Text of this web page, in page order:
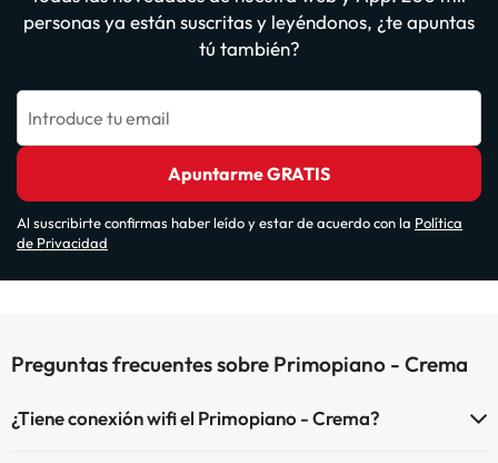
personas ya están suscritas y leyéndonos, ¿te apuntas
tú también?
Introduce tu email
Apuntarme GRATIS
Al suscribirte confirmas haber leído y estar de acuerdo con la Política
de Privacidad
Preguntas frecuentes sobre Primopiano - Crema
¿Tiene conexión wifi el Primopiano - Crema?